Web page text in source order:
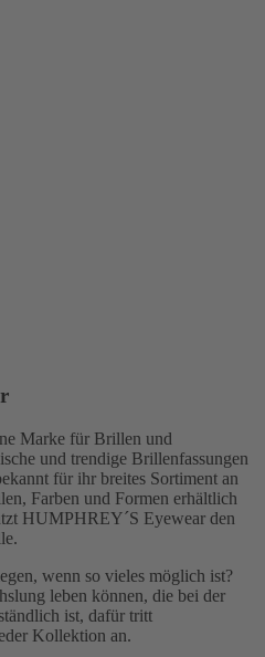
Marke für Brillen und
und trendige Brillenfassungen
für ihr breites Sortiment an
Farben und Formen erhältlich
HUMPHREY´S Eyewear den
wenn so vieles möglich ist?
leben können, die bei der
ist, dafür tritt
Kollektion an.